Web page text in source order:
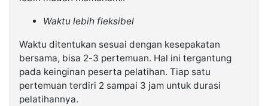
Waktu lebih fleksibel
Waktu ditentukan sesuai dengan kesepakatan
bersama, bisa 2-3 pertemuan. Hal ini tergantung
pada keinginan peserta pelatihan. Tiap satu
pertemuan terdiri 2 sampai 3 jam untuk durasi
pelatihannya.